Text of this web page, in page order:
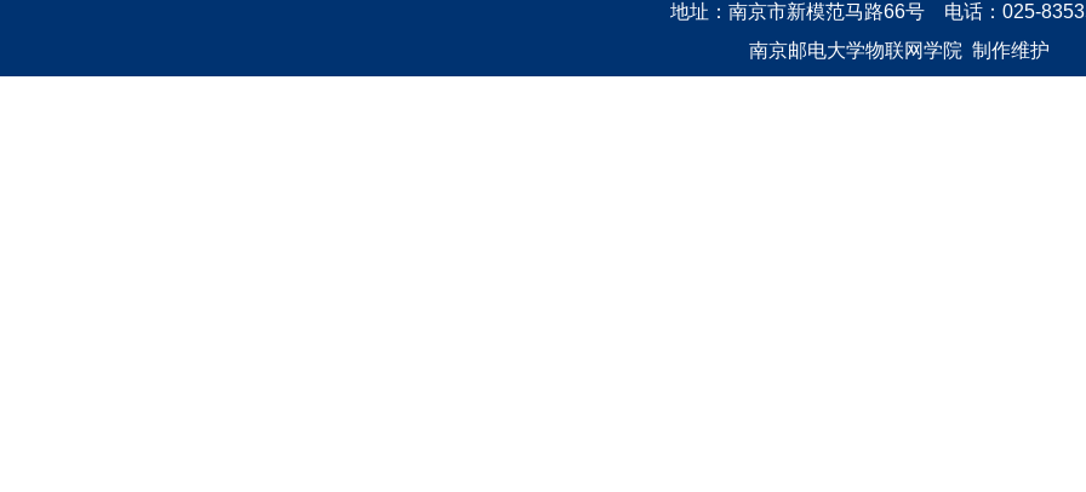
地址：南京市新模范马路66号
电话：025-
南京邮电大学物联网学院 制作维护